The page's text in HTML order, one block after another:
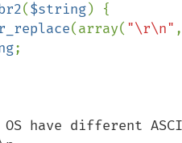
($string
(array( "\r\n" ,
;
OS have different